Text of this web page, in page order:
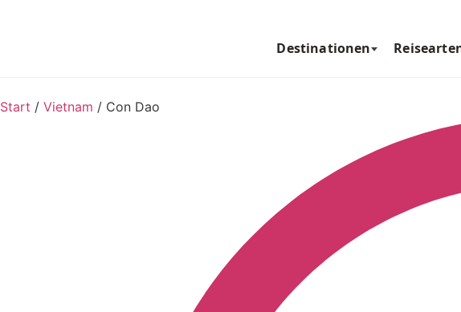
Destinationen
Start / Vietnam / Con Dao